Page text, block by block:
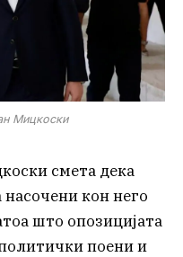
Мицкоски
смета дека
кон него
што опозицијата
поени и